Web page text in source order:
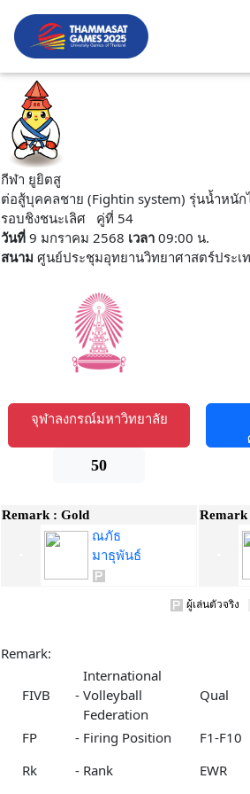
กีฬา ยูยิตสู
ต่อสู้บุคคลชาย (Fightin system) รุ่นน้ำหนัก
รอบชิงชนะเลิศ คู่ที่ 54
วันที่ 9 มกราคม 2568 เวลา 09:00 น.
สนาม ศูนย์ประชุมอุทยานวิทยาศาสตร์ประเ
จุฬาลงกรณ์มหาวิทยาลัย
50
Remark : Gold
ณภัธ
มาธุพันธ์
Remark
ผู้เล่นตัวจริง
Remark:
FIVB -
International
Volleyball
Federation
Qual
FP
- Firing Position F1-F10
Rk
- Rank EWR